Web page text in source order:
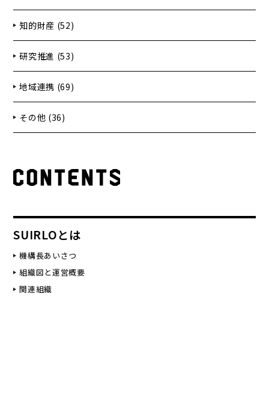
知的財産 (52)
研究推進 (53)
地域連携 (69)
その他 (36)
SUIRLOとは
機構長あいさつ
組織図と運営概要
関連組織